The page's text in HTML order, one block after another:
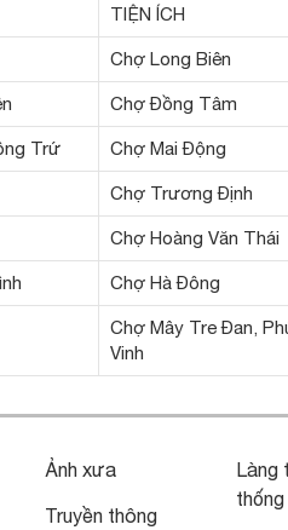
TIỆN ÍCH
Chợ Long Biên
Chợ Đồng Tâm
Trứ Chợ Mai Động
Chợ Trương Định
Chợ Hoàng Văn Thái
Chợ Hà Đông
Chợ Mây Tre Đan,
Vinh
Ảnh xưa
Truyền thông
Làng
thống